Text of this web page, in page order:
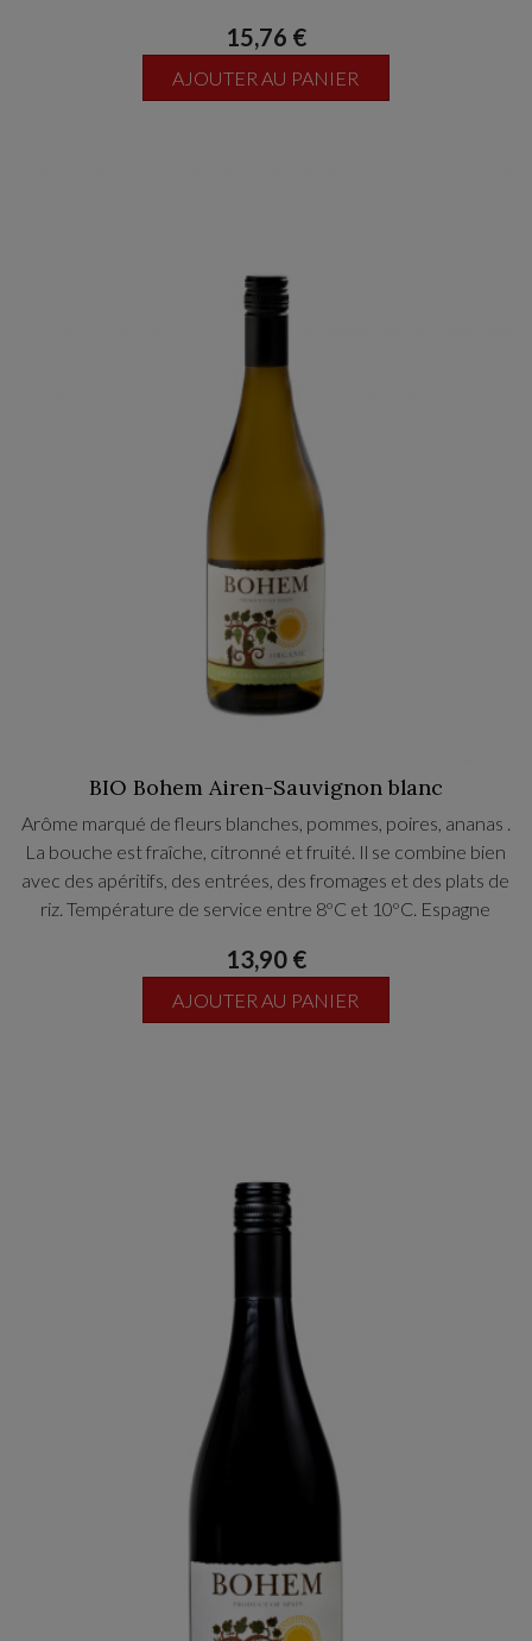
15,76 €
AJOUTER AU PANIER
BIO Bohem Airen-Sauvignon blanc
Arôme marqué de fleurs blanches, pommes, poires, ananas .
La bouche est fraîche, citronné et fruité. Il se combine bien
avec des apéritifs, des entrées, des fromages et des plats de
riz. Température de service entre 8ºC et 10ºC. Espagne
13,90 €
AJOUTER AU PANIER